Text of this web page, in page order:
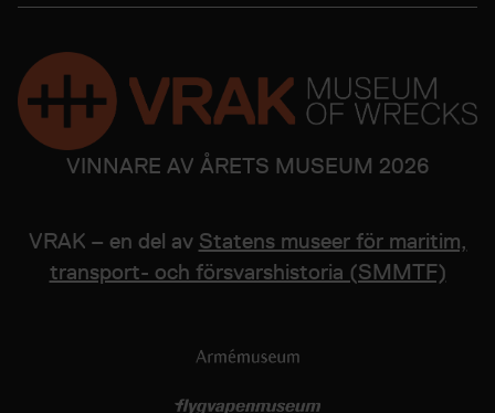
VINNARE AV ÅRETS MUSEUM 2026
VRAK – en del av Statens museer för maritim,
transport- och försvarshistoria (SMMTF)